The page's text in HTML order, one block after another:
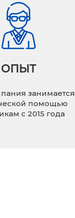
ОПЫТ
занимается
помощью
с 2015 года